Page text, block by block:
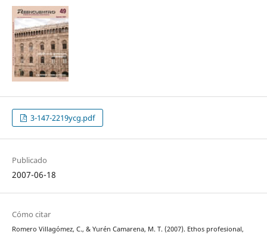
3-147-2219ycg.pdf
Publicado
2007-06-18
Cómo citar
Romero Villagómez, C., & Yurén Camarena, M. T. (2007). Ethos profesional,